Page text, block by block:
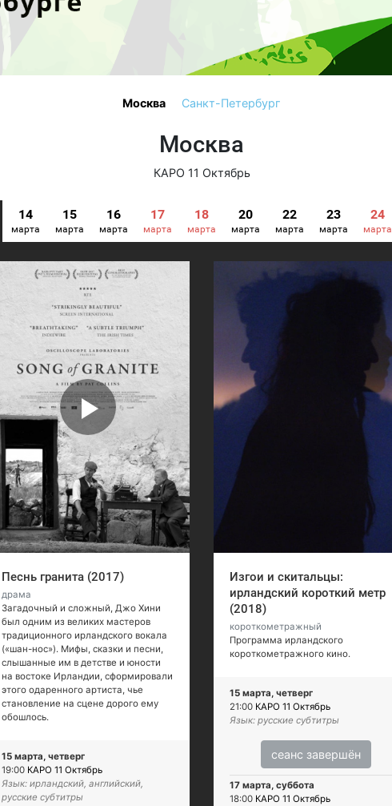
Москва Санкт-Петербург
Москва
КАРО 11 Октябрь
14
марта
15
марта
16
марта
17
марта
18
марта
20
марта
22
марта
23
марта
24
марта
Песнь гранита (2017)
драма
Загадочный и сложный, Джо Хини
был одним из великих мастеров
традиционного ирландского вокала
(«шан-нос»). Мифы, сказки и песни,
слышанные им в детстве и юности
на востоке Ирландии, сформировали
этого одаренного артиста, чье
становление на сцене дорого ему
обошлось.
15 марта, четверг
19:00 КАРО 11 Октябрь
Язык: ирландский, английский,
русские субтитры
Изгои и скитальцы:
ирландский короткий метр
(2018)
короткометражный
Программа ирландского
короткометражного кино.
15 марта, четверг
21:00 КАРО 11 Октябрь
Язык: русские субтитры
сеанс завершён
17 марта, суббота
18:00 КАРО 11 Октябрь